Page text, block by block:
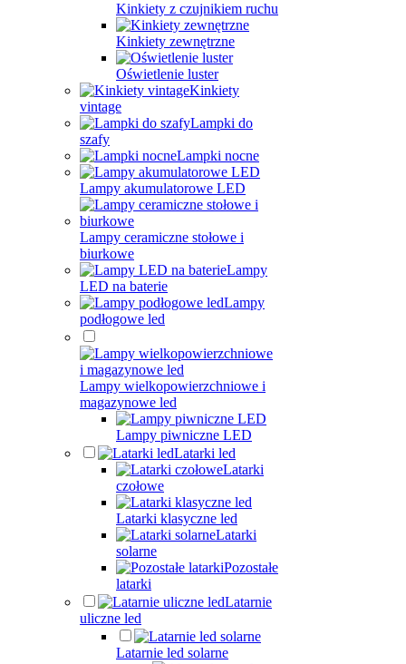
Kinkiety z czujnikiem ruchu
Kinkiety zewnętrzne
Oświetlenie luster
Kinkiety
vintage
Lampki do
szafy
Lampki nocne
Lampy akumulatorowe LED
Lampy ceramiczne stołowe i
biurkowe
Lampy
LED na baterie
Lampy
podłogowe led
Lampy wielkopowierzchniowe i
magazynowe led
Lampy piwniczne LED
Latarki led
Latarki
czołowe
Latarki klasyczne led
Latarki
solarne
Pozostałe
latarki
Latarnie
uliczne led
Latarnie led solarne